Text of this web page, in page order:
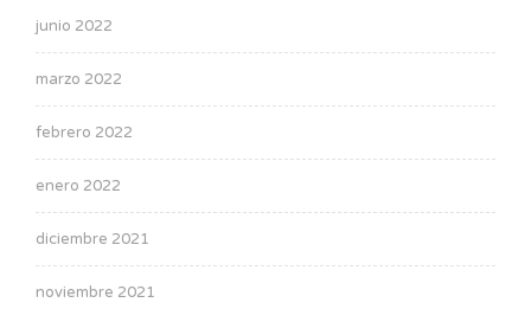
junio 2022
marzo 2022
febrero 2022
enero 2022
diciembre 2021
noviembre 2021